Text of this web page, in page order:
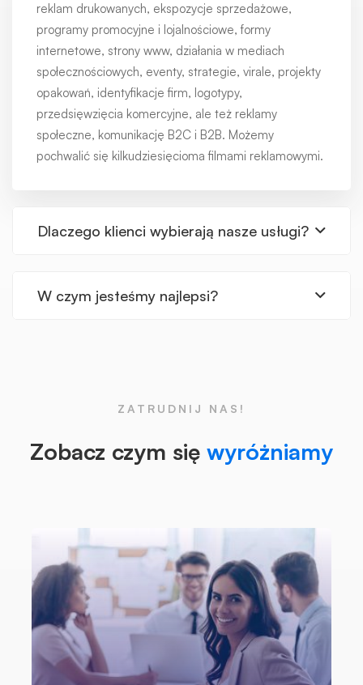
reklam drukowanych, ekspozycje sprzedażowe,
programy promocyjne i lojalnościowe, formy
internetowe, strony www, działania w mediach
społecznościowych, eventy, strategie, virale, projekty
opakowań, identyfikacje firm, logotypy,
przedsięwzięcia komercyjne, ale też reklamy
społeczne, komunikację B2C i B2B. Możemy
pochwalić się kilkudziesięcioma filmami reklamowymi.
Dlaczego klienci wybierają nasze usługi?
W czym jesteśmy najlepsi?
ZATRUDNIJ NAS!
Zobacz czym się wyróżniamy